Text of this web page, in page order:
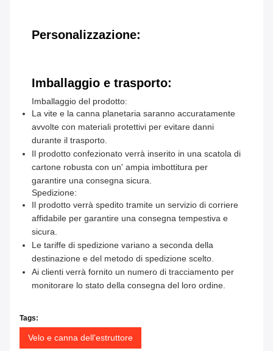
Personalizzazione:
Imballaggio e trasporto:
Imballaggio del prodotto:
La vite e la canna planetaria saranno accuratamente
avvolte con materiali protettivi per evitare danni
durante il trasporto.
Il prodotto confezionato verrà inserito in una scatola di
cartone robusta con un' ampia imbottitura per
garantire una consegna sicura.
Spedizione:
Il prodotto verrà spedito tramite un servizio di corriere
affidabile per garantire una consegna tempestiva e
sicura.
Le tariffe di spedizione variano a seconda della
destinazione e del metodo di spedizione scelto.
Ai clienti verrà fornito un numero di tracciamento per
monitorare lo stato della consegna del loro ordine.
Tags:
Velo e canna dell'estruttore